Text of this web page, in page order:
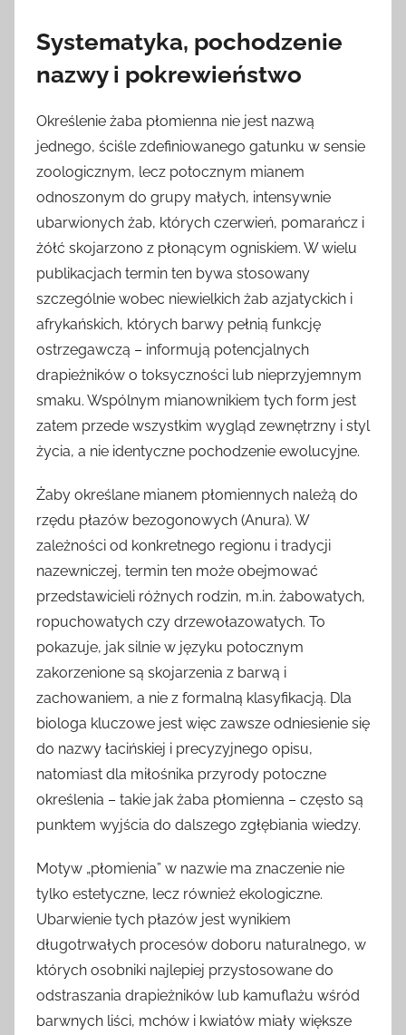
Systematyka, pochodzenie
nazwy i pokrewieństwo
Określenie żaba płomienna nie jest nazwą
jednego, ściśle zdefiniowanego gatunku w sensie
zoologicznym, lecz potocznym mianem
odnoszonym do grupy małych, intensywnie
ubarwionych żab, których czerwień, pomarańcz i
żółć skojarzono z płonącym ogniskiem. W wielu
publikacjach termin ten bywa stosowany
szczególnie wobec niewielkich żab azjatyckich i
afrykańskich, których barwy pełnią funkcję
ostrzegawczą – informują potencjalnych
drapieżników o toksyczności lub nieprzyjemnym
smaku. Wspólnym mianownikiem tych form jest
zatem przede wszystkim wygląd zewnętrzny i styl
życia, a nie identyczne pochodzenie ewolucyjne.
Żaby określane mianem płomiennych należą do
rzędu płazów bezogonowych (Anura). W
zależności od konkretnego regionu i tradycji
nazewniczej, termin ten może obejmować
przedstawicieli różnych rodzin, m.in. żabowatych,
ropuchowatych czy drzewołazowatych. To
pokazuje, jak silnie w języku potocznym
zakorzenione są skojarzenia z barwą i
zachowaniem, a nie z formalną klasyfikacją. Dla
biologa kluczowe jest więc zawsze odniesienie się
do nazwy łacińskiej i precyzyjnego opisu,
natomiast dla miłośnika przyrody potoczne
określenia – takie jak żaba płomienna – często są
punktem wyjścia do dalszego zgłębiania wiedzy.
Motyw „płomienia” w nazwie ma znaczenie nie
tylko estetyczne, lecz również ekologiczne.
Ubarwienie tych płazów jest wynikiem
długotrwałych procesów doboru naturalnego, w
których osobniki najlepiej przystosowane do
odstraszania drapieżników lub kamuflażu wśród
barwnych liści, mchów i kwiatów miały większe